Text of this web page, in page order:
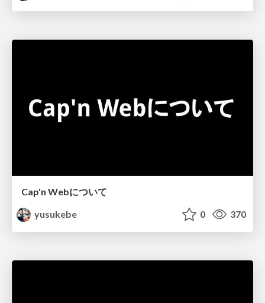
Cap'n Webについて
yusukebe
0 370